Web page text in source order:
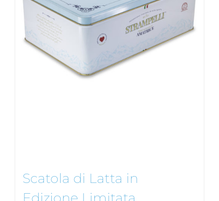
Scatola di Latta in